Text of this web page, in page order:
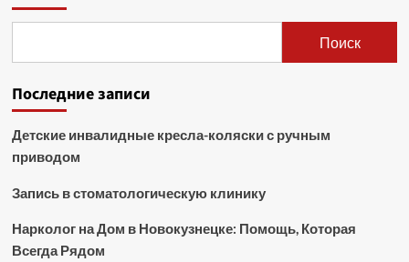
Поиск
Последние записи
Детские инвалидные кресла-коляски с ручным
приводом
Запись в стоматологическую клинику
Нарколог на Дом в Новокузнецке: Помощь, Которая
Всегда Рядом